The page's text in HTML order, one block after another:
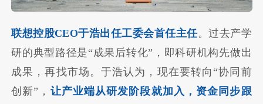
联想控股CEO于浩出任工委会首任主任。过去产学
研的典型路径是“成果后转化”，即科研机构先做出
成果，再找市场。于浩认为，现在要转向“协同前
创新”， 让产业端从研发阶段就加入，资金同步跟